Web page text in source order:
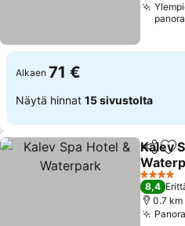
Alkaen 71 €
Näytä hinnat 15 sivustolta
Jaa
Kalev
Katso
4
8,4
0.7 km